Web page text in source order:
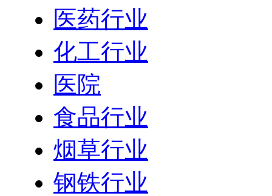
医药行业
化工行业
医院
食品行业
烟草行业
钢铁行业